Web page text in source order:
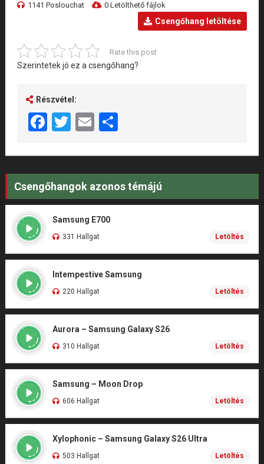
1141 Poslouchat 0 Letölthető fájlok
Csengőhang letöltése
Rate this post
Szerintetek jó ez a csengőhang?
Részvétel:
Facebook
Twitter
EmailShare
Csengőhangok azonos témájú
Samsung E700
331 Hallgat Letöltés
Intempestive Samsung
220 Hallgat Letöltés
Aurora – Samsung Galaxy S26
310 Hallgat Letöltés
Samsung – Moon Drop
606 Hallgat Letöltés
Xylophonic – Samsung Galaxy S26 Ultra
503 Hallgat Letöltés